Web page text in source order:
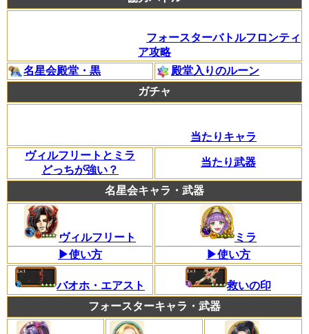
フォースターバトルフロンティ
ア攻略
名星会殿堂・黒
殿堂入りのルーン
ガチャ
当たりキャラ
ヴィルフリートとミラ
どっちが強い？
当たり武器
名星会キャラ・武器
ヴィルフリート
▶使い方
ミラ
▶使い方
バオホ・エアスト
救いの印
フォースターキャラ・武器